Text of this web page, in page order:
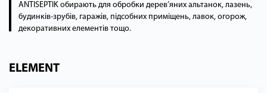
ANTISEPTIK обирають для обробки дерев’яних альтанок, лазень,
будинків-зрубів, гаражів, підсобних приміщень, лавок, огорож,
декоративних елементів тощо.
ELEMENT